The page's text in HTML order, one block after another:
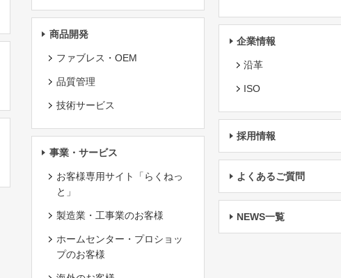
商品開発
ファブレス・OEM
品質管理
技術サービス
事業・サービス
お客様専用サイト「らくねっ
と」
製造業・工事業のお客様
ホームセンター・プロショッ
プのお客様
企業情報
沿革
ISO
採用情報
よくあるご質問
NEWS一覧